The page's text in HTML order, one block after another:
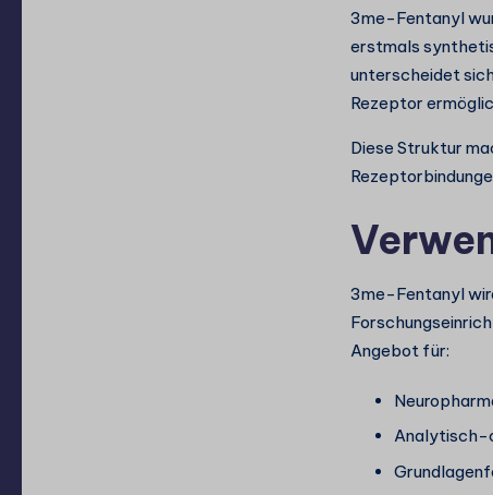
3me-Fentanyl
erstmals
unterscheidet
Rezeptor
Diese Struktur
3me-Fentanyl
Angebot für:
Analytisch-